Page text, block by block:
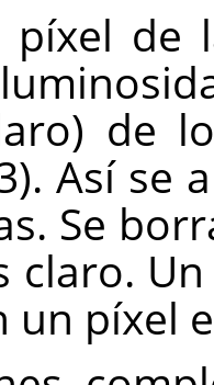
píxel de
de
Así se
Se
claro.
un píxel